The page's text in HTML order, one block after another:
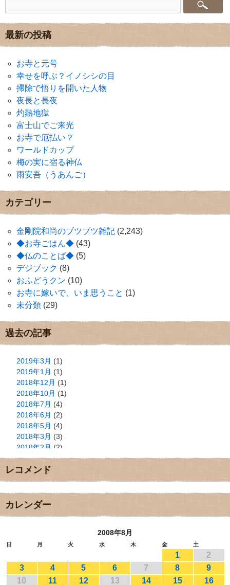
最新の投稿
お寺と元号
幸せを呼ぶ？イノシシの目
掃除で悟りを開いた人物
夜長と長夜
灼熱地獄
富士山でご来光
お寺で厄払い？
ワールドカップ
梅の実に宿る神仏
雨安吾（うあんご）
カテゴリー
金剛院和尚のブツブツ雑記 (2,243)
◆お寺ごはん◆ (43)
◆仏のことば◆ (5)
デジブック (8)
おふどうクン (10)
お寺に嫁いで、いま思うこと (1)
未分類 (29)
過去の記事
2019年3月 (1)
2019年1月 (1)
2018年12月 (1)
2018年10月 (1)
2018年7月 (4)
2018年6月 (2)
2018年5月 (4)
2018年3月 (3)
2018年2月 (2)
2018年1月(2)
2017年12月
2017年11月(3)
2017年9月
2017年8月
2017年5月
2017年3月(1)
2017年2月(1)
レコメンド
カレンダー
2008年8月
日 月 火 水 木 金 土
1
2
3
4 5 6 7 8
9
10
11 12 13 14 15 16